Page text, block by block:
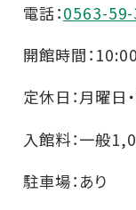
電話：0563-
開館時間：
定休日：月曜日
入館料：一般
駐車場：あり